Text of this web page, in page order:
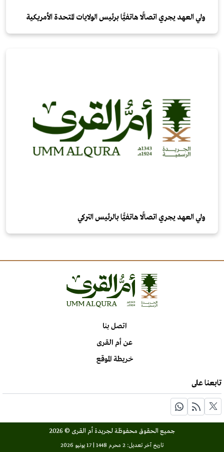
ولي العهد يجري اتصالًا هاتفيًّا برئيس الولايات المتحدة الأمريكية
ولي العهد يجري اتصالًا هاتفيًّا بالرئيس التركي
اتصل بنا
عن أم القرى
خريطة الموقع
تابعنا على
جميع الحقوق محفوظة لجريدة أم القرى © 2026
تاريخ آخر تعديل: 2 محرم 1448 | 17 يونيو 2026